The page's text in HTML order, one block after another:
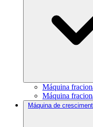
Máquina
Máquina
Máquina de